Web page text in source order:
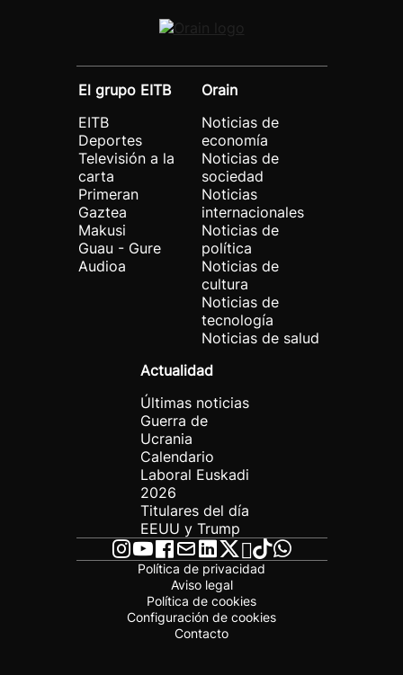
El grupo EITB
EITB
Deportes
Televisión a la
carta
Primeran
Gaztea
Makusi
Guau - Gure
Audioa
Orain
Noticias de
economía
Noticias de
sociedad
Noticias
internacionales
Noticias de
política
Noticias de
cultura
Noticias de
tecnología
Noticias de salud
Actualidad
Últimas noticias
Guerra de
Ucrania
Calendario
Laboral Euskadi
2026
Titulares del día
EEUU y Trump
Política de privacidad
Aviso legal
Política de cookies
Configuración de cookies
Contacto